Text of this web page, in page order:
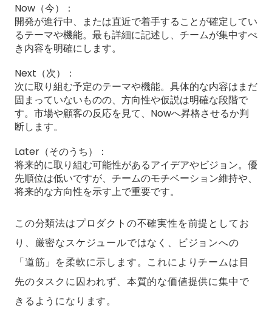
Now（今）：
開発が進行中、または直近で着手することが確定してい
るテーマや機能。最も詳細に記述し、チームが集中すべ
き内容を明確にします。
Next（次）：
次に取り組む予定のテーマや機能。具体的な内容はまだ
固まっていないものの、方向性や仮説は明確な段階で
す。市場や顧客の反応を見て、Nowへ昇格させるか判
断します。
Later（そのうち）：
将来的に取り組む可能性があるアイデアやビジョン。優
先順位は低いですが、チームのモチベーション維持や、
将来的な方向性を示す上で重要です。
この分類法はプロダクトの不確実性を前提としてお
り、厳密なスケジュールではなく、ビジョンへの
「道筋」を柔軟に示します。これによりチームは目
先のタスクに囚われず、本質的な価値提供に集中で
きるようになります。